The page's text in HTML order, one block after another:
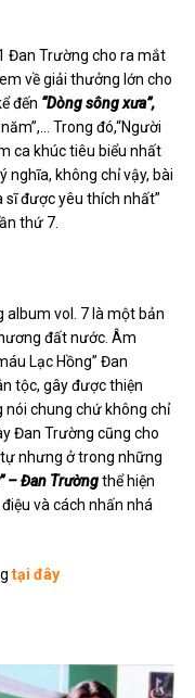
Đan Trường cho ra mắt
về giải thưởng lớn cho
đến “Dòng sông xưa”,
Trong đó,“Người
ca khúc tiêu biểu nhất
nghĩa, không chỉ vậy, bài
sĩ được yêu thích nhất”
thứ 7.
album vol. 7 là một bản
đất nước. Âm
Lạc Hồng” Đan
tộc, gây được thiện
nói chung chứ không chỉ
Đan Trường cũng cho
nhưng ở trong những
– Đan Trườngthể hiện
và cách nhấn nhá
tại đây